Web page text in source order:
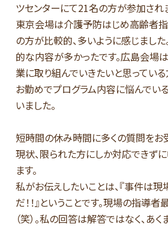
ツセンターにて21名の方が参加され
東京会場は介護予防はじめ高齢者
の方が比較的、多いように感じまし
的な内容が多かったです。広島会場
業に取り組んでいきたいと思ってい
お勤めでプログラム内容に悩んでい
いました。
短時間の休み時間に多くの質問をお
現状、限られた方にしか対応できず
ます。
私がお伝えしたいことは、『事件は現
だ！！』ということです。現場の指導
（笑）。私の回答は解答ではなく、あ